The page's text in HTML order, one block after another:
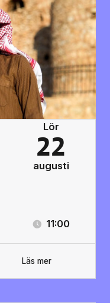
Lör
22
augusti
11:00
Läs mer